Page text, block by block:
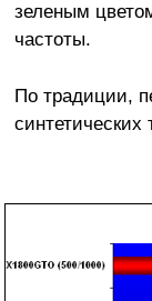
зеленым
частоты.
По традиции,
синтетических